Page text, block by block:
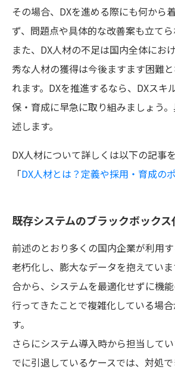
その場合、DXを進める際にも何から
ず、問題点や具体的な改善案も立てら
また、DX人材の不足は国内全体にお
秀な人材の獲得は今後ますます困難
れます。DXを推進するなら、DXスキ
保・育成に早急に取り組みましょう
述します。
DX人材について詳しくは以下の記事
「DX人材とは？定義や採用・育成の
既存システムのブラックボックス
前述のとおり多くの国内企業が利用
老朽化し、膨大なデータを抱えてい
合から、システムを最適化せずに機
行ってきたことで複雑化している場
す。
さらにシステム導入時から担当して
でに引退しているケースでは、対処